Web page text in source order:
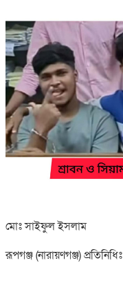
মোঃ সাইফুল ইসলাম
রূপগঞ্জ (নারায়ণগঞ্জ) প্রতিনিধিঃ